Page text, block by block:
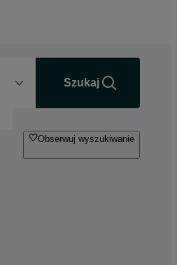
Szukaj
Obserwuj wyszukiwanie